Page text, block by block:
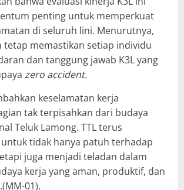
penting untuk memperkuat
di seluruh lini. Menurutnya,
tetap memastikan setiap individu
dan tanggung jawab K3L yang
zero accident.
keselamatan kerja
tak terpisahkan dari budaya
Teluk Lamong. TTL terus
tidak hanya patuh terhadap
juga menjadi teladan dalam
kerja yang aman, produktif, dan
01).